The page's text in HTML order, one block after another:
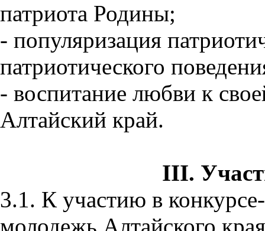
патриота Родины;
- популяризация
патриотического
- воспитание любви к
Алтайский край.
III.
3.1. К участию в